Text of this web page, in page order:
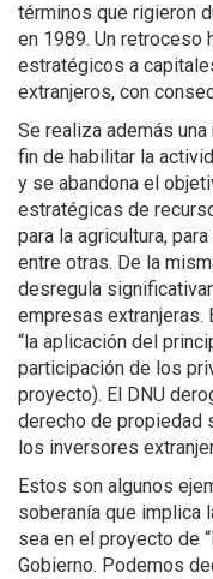
términos que rigieron
en 1989. Un retroceso
estratégicos a
extranjeros, con
Se realiza además
fin de habilitar la
y se abandona el
estratégicas de
para la agricultura,
entre otras. De la
desregula
empresas extranjeras.
“la aplicación del
participación de los
proyecto). El DNU
derecho de propiedad
los inversores
Estos son algunos
soberanía que implica
sea en el proyecto de
Gobierno. Podemos